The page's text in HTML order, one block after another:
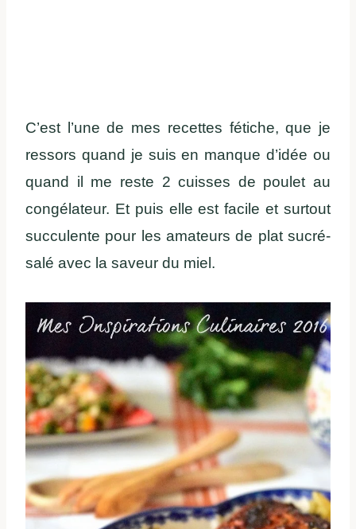
C’est l’une de mes recettes fétiche, que je
ressors quand je suis en manque d’idée ou
quand il me reste 2 cuisses de poulet au
congélateur. Et puis elle est facile et surtout
succulente pour les amateurs de plat sucré-
salé avec la saveur du miel.